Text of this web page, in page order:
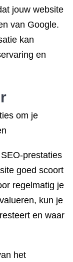
jouw website
van Google.
kan
en
om je
prestaties
goed scoort
regelmatig je
kun je
en waar
het